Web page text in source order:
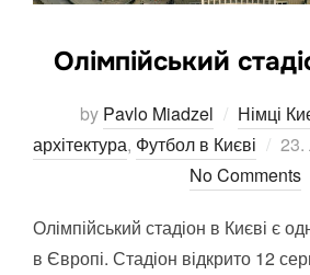
Олімпійський
by Pavlo Miadzel Німці
архітектура, Футбол в Києві
on
23.
No Comments
Олімпійський стадіон в Києві є
в Європі. Стадіон відкрито 12